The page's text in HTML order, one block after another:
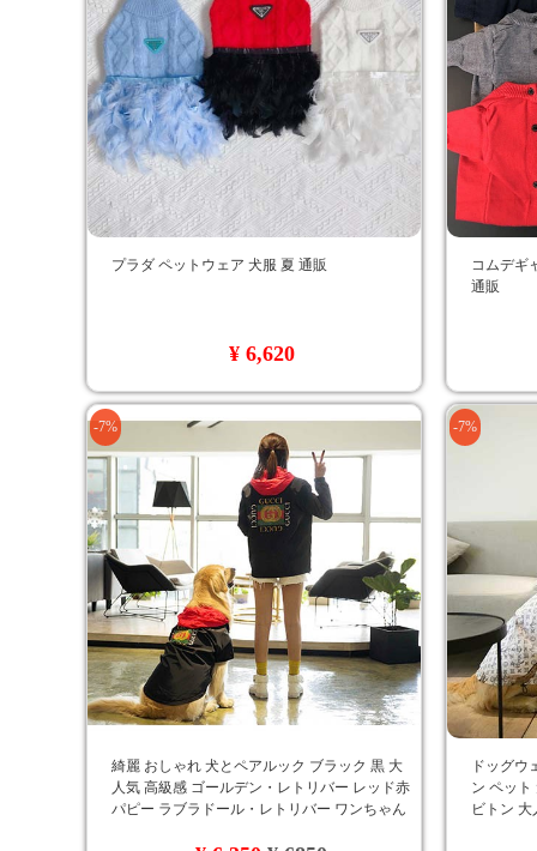
プラダ ペットウェア 犬服 夏 通販
¥ 6,620
コムデギ
通販
-7%
綺麗 おしゃれ 犬とペアルック ブラック 黒 大
人気 高級感 ゴールデン・レトリバー レッド赤
パピー ラブラドール・レトリバー ワンちゃん
-7%
ドッグウ
ン ペット
ビトン